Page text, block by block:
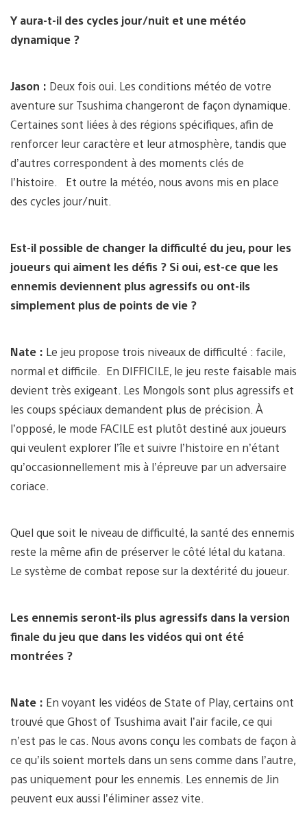
Y aura-t-il des cycles jour/nuit et une météo
dynamique ?
Jason : Deux fois oui. Les conditions météo de votre
aventure sur Tsushima changeront de façon dynamique.
Certaines sont liées à des régions spécifiques, afin de
renforcer leur caractère et leur atmosphère, tandis que
d’autres correspondent à des moments clés de
l’histoire. Et outre la météo, nous avons mis en place
des cycles jour/nuit.
Est-il possible de changer la difficulté du jeu, pour les
joueurs qui aiment les défis ? Si oui, est-ce que les
ennemis deviennent plus agressifs ou ont-ils
simplement plus de points de vie ?
Nate : Le jeu propose trois niveaux de difficulté : facile,
normal et difficile. En DIFFICILE, le jeu reste faisable mais
devient très exigeant. Les Mongols sont plus agressifs et
les coups spéciaux demandent plus de précision. À
l’opposé, le mode FACILE est plutôt destiné aux joueurs
qui veulent explorer l’île et suivre l’histoire en n’étant
qu’occasionnellement mis à l’épreuve par un adversaire
coriace.
Quel que soit le niveau de difficulté, la santé des ennemis
reste la même afin de préserver le côté létal du katana.
Le système de combat repose sur la dextérité du joueur.
Les ennemis seront-ils plus agressifs dans la version
finale du jeu que dans les vidéos qui ont été
montrées ?
Nate : En voyant les vidéos de State of Play, certains ont
trouvé que Ghost of Tsushima avait l’air facile, ce qui
n’est pas le cas. Nous avons conçu les combats de façon à
ce qu’ils soient mortels dans un sens comme dans l’autre,
pas uniquement pour les ennemis. Les ennemis de Jin
peuvent eux aussi l’éliminer assez vite.